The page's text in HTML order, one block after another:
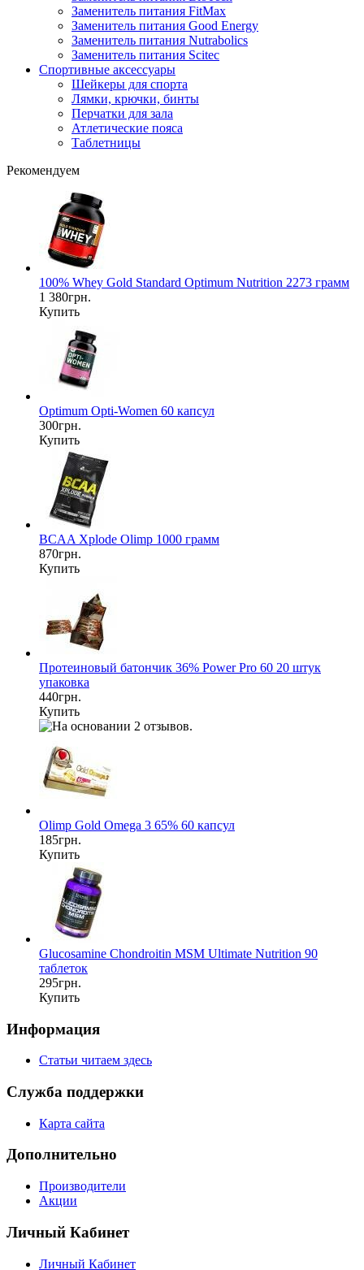
Заменитель питания FitMax
Заменитель питания Good Energy
Заменитель питания Nutrabolics
Заменитель питания Scitec
Спортивные аксессуары
Шейкеры для спорта
Лямки, крючки, бинты
Перчатки для зала
Атлетические пояса
Таблетницы
Рекомендуем
100% Whey Gold Standard Optimum Nutrition 2273 грамм
1 380грн.
Купить
Optimum Opti-Women 60 капсул
300грн.
Купить
BCAA Xplode Olimp 1000 грамм
870грн.
Купить
Протеиновый батончик 36% Power Pro 60 20 штук
упаковка
440грн.
Купить
Olimp Gold Omega 3 65% 60 капсул
185грн.
Купить
Glucosamine Chondroitin MSM Ultimate Nutrition 90
таблеток
295грн.
Купить
Информация
Статьи читаем здесь
Служба поддержки
Карта сайта
Дополнительно
Производители
Акции
Личный Кабинет
Личный Кабинет